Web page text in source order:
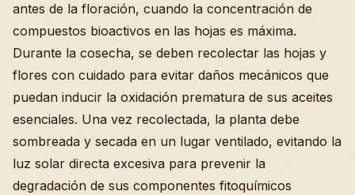
antes de la floración, cuando la concentración de
compuestos bioactivos en las hojas es máxima.
Durante la cosecha, se deben recolectar las hojas y
flores con cuidado para evitar daños mecánicos que
puedan inducir la oxidación prematura de sus aceites
esenciales. Una vez recolectada, la planta debe
sombreada y secada en un lugar ventilado, evitando la
luz solar directa excesiva para prevenir la
degradación de sus componentes fitoquímicos